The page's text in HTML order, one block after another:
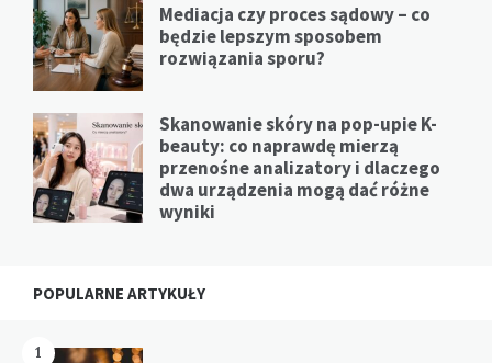
Mediacja czy proces sądowy – co
będzie lepszym sposobem
rozwiązania sporu?
Skanowanie skóry na pop-upie K-
beauty: co naprawdę mierzą
przenośne analizatory i dlaczego
dwa urządzenia mogą dać różne
wyniki
POPULARNE ARTYKUŁY
1